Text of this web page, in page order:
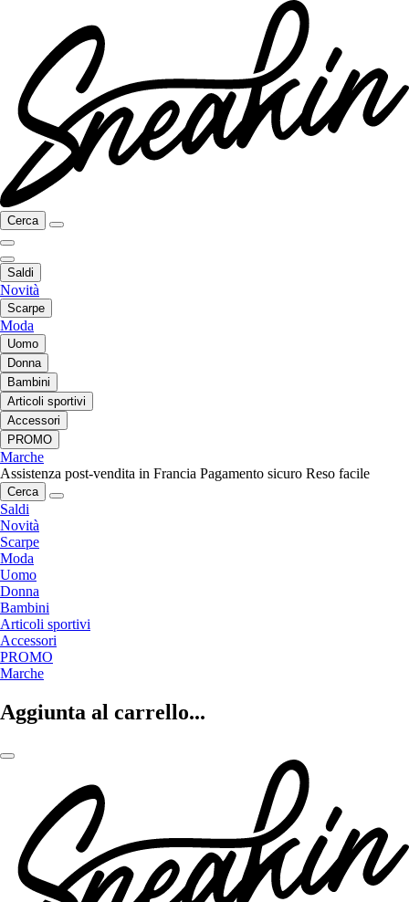
Cerca
Saldi
Novità
Scarpe
Moda
Uomo
Donna
Bambini
Articoli sportivi
Accessori
PROMO
Marche
Assistenza post-vendita in Francia Pagamento sicuro Reso facile
Cerca
Saldi
Novità
Scarpe
Moda
Uomo
Donna
Bambini
Articoli sportivi
Accessori
PROMO
Marche
Aggiunta al carrello...